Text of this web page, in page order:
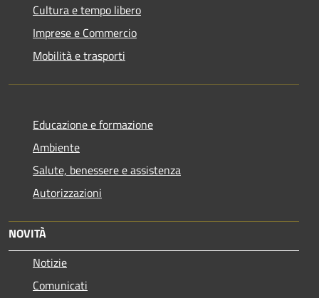
Cultura e tempo libero
Imprese e Commercio
Mobilità e trasporti
Educazione e formazione
Ambiente
Salute, benessere e assistenza
Autorizzazioni
NOVITÀ
Notizie
Comunicati